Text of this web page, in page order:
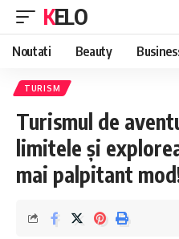
KELO
Noutati Beauty
TURISM
Turismul de
limitele și
mai palpitant